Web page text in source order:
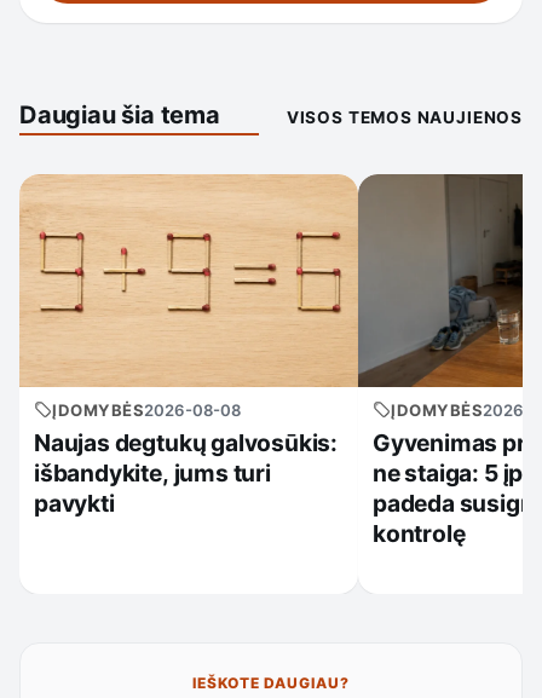
Daugiau šia tema VISOS TEMOS NAUJIENOS
ĮDOMYBĖS2026-08-08
Naujas degtukų galvosūkis:
išbandykite, jums turi
pavykti
ĮDOMYBĖS2026-
Gyvenimas
ne staiga: 5
padeda
kontrolę
IEŠKOTE DAUGIAU?